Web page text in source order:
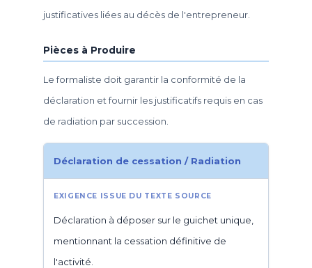
justificatives liées au décès de l'entrepreneur.
Pièces à Produire
Le formaliste doit garantir la conformité de la
déclaration et fournir les justificatifs requis en cas
de radiation par succession.
Déclaration de cessation / Radiation
Déclaration à déposer sur le guichet unique,
mentionnant la cessation définitive de
l'activité.